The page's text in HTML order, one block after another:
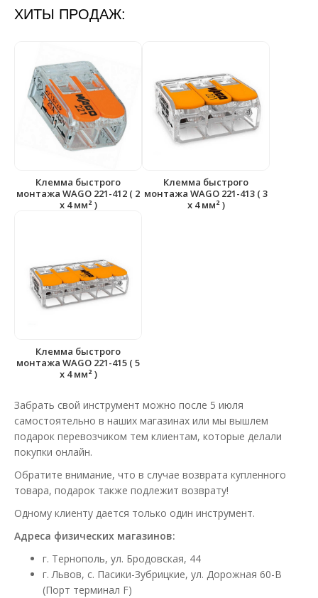
ХИТЫ ПРОДАЖ:
Клемма быстрого
монтажа WAGO 221-412 ( 2
x 4 мм² )
Клемма быстрого
монтажа WAGO 221-413 ( 3
x 4 мм² )
Клемма быстрого
монтажа WAGO 221-415 ( 5
x 4 мм² )
Забрать свой инструмент можно после 5 июля
самостоятельно в наших магазинах или мы вышлем
подарок перевозчиком тем клиентам, которые делали
покупки онлайн.
Обратите внимание, что в случае возврата купленного
товара, подарок также подлежит возврату!
Одному клиенту дается только один инструмент.
Адреса физических магазинов:
г. Тернополь, ул. Бродовская, 44
г. Львов, с. Пасики-Зубрицкие, ул. Дорожная 60-В
(Порт терминал F)